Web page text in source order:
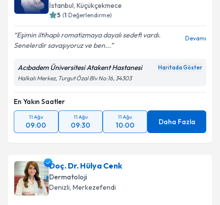
İstanbul, Küçükçekmece
5 (1 Değerlendirme)
Eşimin iltihaplı romatizmaya dayalı sedefi vardı.
Senelerdir savaşıyoruz ve ben...
Devamı
Acıbadem Üniversitesi Atakent Hastanesi Haritada Göster
Halkalı Merkez, Turgut Özal Blv No:16, 34303
En Yakın Saatler
11 Ağu
09:00
11 Ağu
09:30
11 Ağu
10:00 Daha Fazla
Doç. Dr. Hülya Cenk
Dermatoloji
Denizli, Merkezefendi